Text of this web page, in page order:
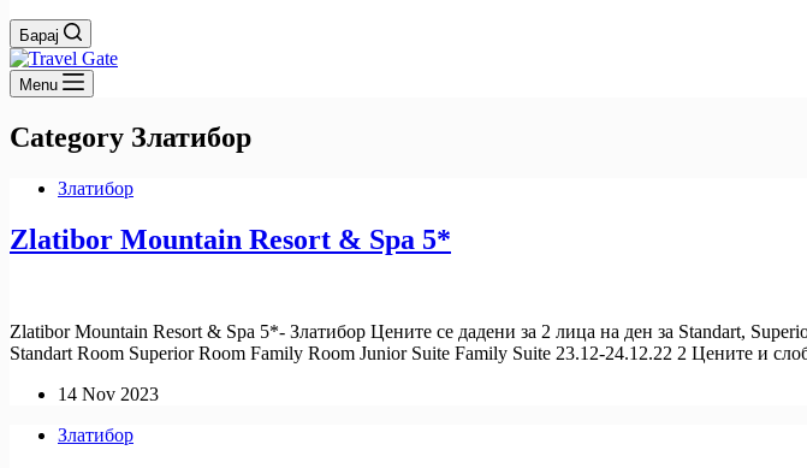
Барај
Menu
Category Златибор
Златибор
Zlatibor Mountain Resort & Spa 5*
Zlatibor Mountain Resort & Spa 5*- Златибор Цените се дадени за 2 лица на ден за Standart,
Standart Room Superior Room Family Room Junior Suite Family Suite 23.12-24.12.22 2 Цените и
14 Nov 2023
Златибор